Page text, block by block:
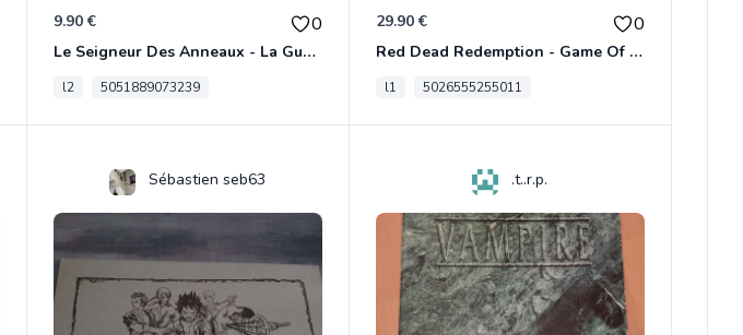
9.90 € 0
Le Seigneur Des Anneaux - La Guerre Du Nord Xbox 360
l2 5051889073239
29.90 € 0
Red Dead Redemption - Game Of The Year Xbox 360
l1 5026555255011
Sébastien seb63 .t..r.p.